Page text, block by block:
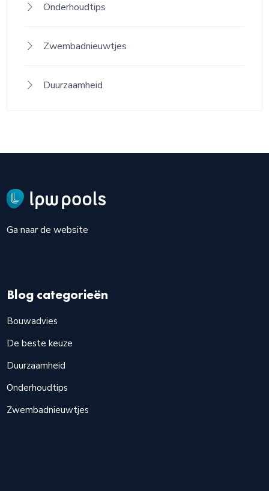
Onderhoudtips
Zwembadnieuwtjes
Duurzaamheid
Ga naar de website
Blog categorieën
Bouwadvies
De beste keuze
Duurzaamheid
Onderhoudtips
Zwembadnieuwtjes